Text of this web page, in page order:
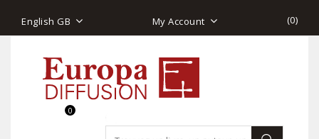
English GB My Account (0)
0